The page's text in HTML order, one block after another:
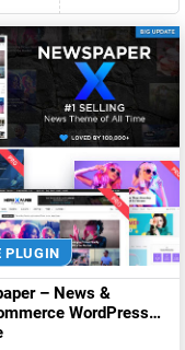
PLUGIN
– News &
WordPress